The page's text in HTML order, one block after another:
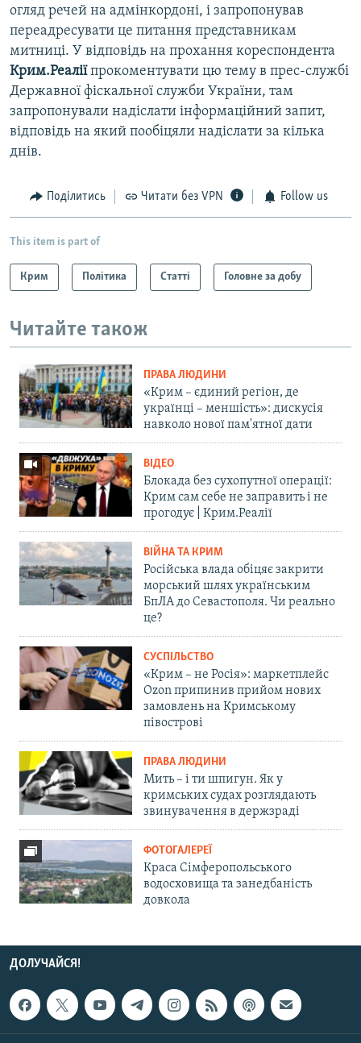
огляд речей на адмінкордоні, і запропонував
переадресувати це питання представникам
митниці. У відповідь на прохання кореспондента
Крим.Реаліїпрокоментувати цю тему в прес-службі
Державної фіскальної служби України, там
запропонували надіслати інформаційний запит,
відповідь на який пообіцяли надіслати за кілька
днів.
Поділитись Читати без VPN Follow us
This item is part of
Крим Політика Статті Головне за добу
Читайте також
ПРАВА ЛЮДИНИ
«Крим – єдиний регіон, де
українці – меншість»: дискусія
навколо нової пам'ятної дати
ВІДЕО
Блокада без сухопутної операції:
Крим сам себе не заправить і не
прогодує | Крим.Реалії
ВІЙНА ТА КРИМ
Російська влада обіцяє закрити
морський шлях українським
БпЛА до Севастополя. Чи реально
це?
СУСПІЛЬСТВО
«Крим – не Росія»: маркетплейс
Ozon припинив прийом нових
замовлень на Кримському
півострові
ПРАВА ЛЮДИНИ
Мить – і ти шпигун. Як у
кримських судах розглядають
звинувачення в держзраді
ФОТОГАЛЕРЕЇ
Краса Сімферопольського
водосховища та занедбаність
довкола
ДОЛУЧАЙСЯ!